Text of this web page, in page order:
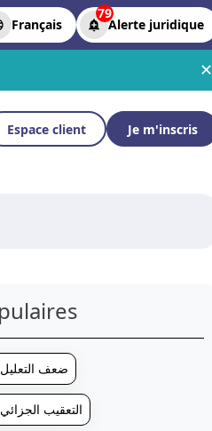
Français
79
Alerte juridique
✕
Espace client Je m'inscris
# ضعف التعليل (
# التعقيب الجزائي (